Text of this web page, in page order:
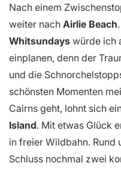
Nach einem
weiter nach Airlie Beach
Whitsundays würde ich
einplanen, denn der
und die
schönsten Momenten
Cairns geht, lohnt sich
Island. Mit etwas Glück
in freier Wildbahn. Rund
Schluss nochmal zwei